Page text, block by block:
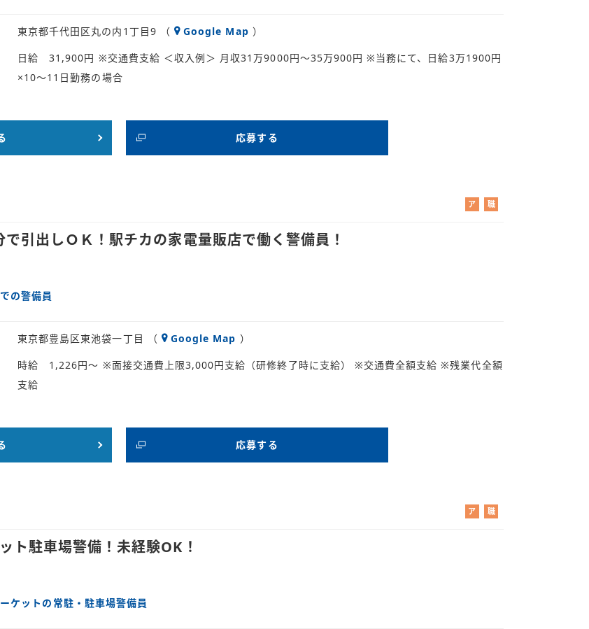
東京都千代田区丸の内1丁目9 （ Google Map ）
日給 31,900円 ※交通費支給 ＜収入例＞ 月収31万9000円～35万900円 ※当務にて、日給3万1900円
×10～11日勤務の場合
応募する
ア
職
引出しＯＫ！駅チカの家電量販店で働く警備員！
の警備員
東京都豊島区東池袋一丁目 （ Google Map ）
時給 1,226円～ ※面接交通費上限3,000円支給（研修終了時に支給） ※交通費全額支給 ※残業代全額
支給
応募する
ア
職
ト駐車場警備！未経験OK！
ケットの常駐・駐車場警備員